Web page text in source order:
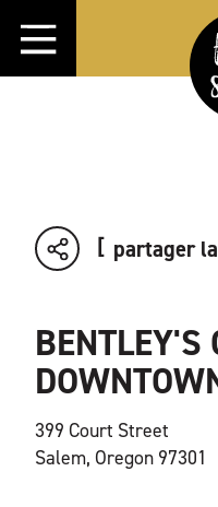
Aller directement au
partager
BENTLEY'S
399 Court Street
Salem, Oregon 97301